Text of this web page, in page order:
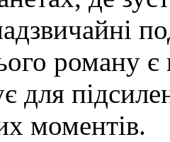
роману є
для
моментів.